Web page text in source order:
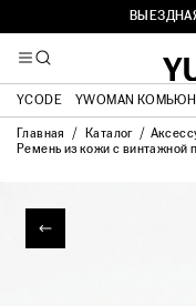
YCODE YWOMAN
Главная Каталог
Ремень из кожи с винтажной